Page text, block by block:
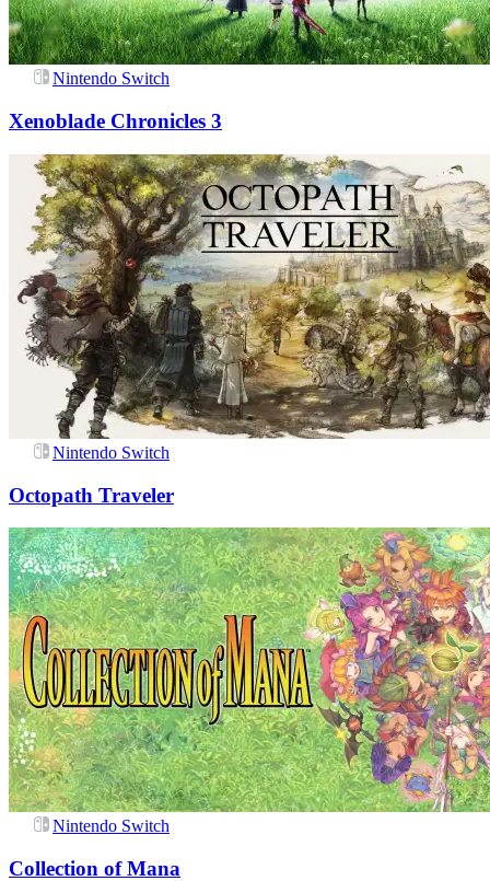
Nintendo Switch
Xenoblade Chronicles 3
Nintendo Switch
Octopath Traveler
Nintendo Switch
Collection of Mana